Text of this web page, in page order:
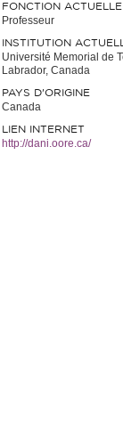
FONCTION ACTUELLE
Professeur
INSTITUTION
Université Memorial de
Labrador, Canada
PAYS D'ORIGINE
Canada
LIEN INTERNET
http://dani.oore.ca/